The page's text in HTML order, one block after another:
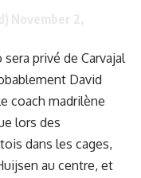
privé de Carvajal
David
coach madrilène
lors des
dans les cages,
au centre, et